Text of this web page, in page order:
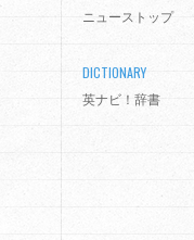
ニューストップ
DICTIONARY
英ナビ！辞書